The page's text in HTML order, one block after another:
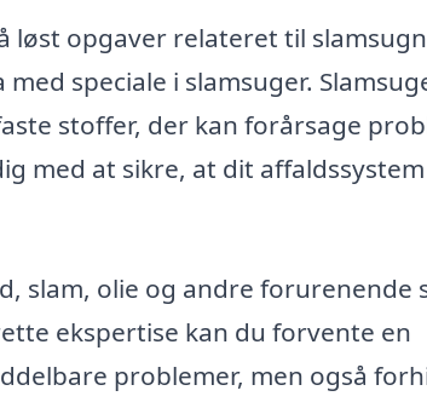
løst opgaver relateret til
speciale i slamsuger.
stoffer, der kan forårsage
med at sikre, at dit affaldssystem
slam, olie og andre forurenende
ekspertise kan du forvente en
problemer, men også